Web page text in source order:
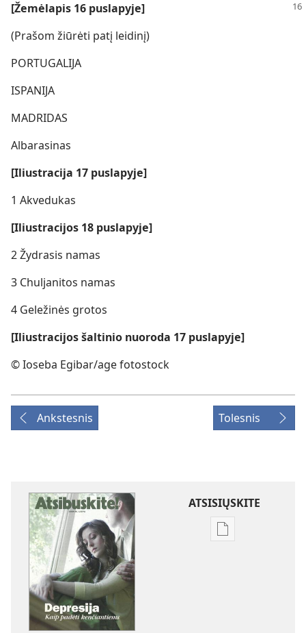
[Žemėlapis 16 puslapyje]
(Prašom žiūrėti patį leidinį)
PORTUGALIJA
ISPANIJA
MADRIDAS
Albarasinas
[Iliustracija 17 puslapyje]
1 Akvedukas
[Iliustracijos 18 puslapyje]
2 Žydrasis namas
3 Chuljanitos namas
4 Geležinės grotos
[Iliustracijos šaltinio nuoroda 17 puslapyje]
© Ioseba Egibar/age fotostock
Ankstesnis Tolesnis
ATSISIŲSKITE
Skaitmeninių